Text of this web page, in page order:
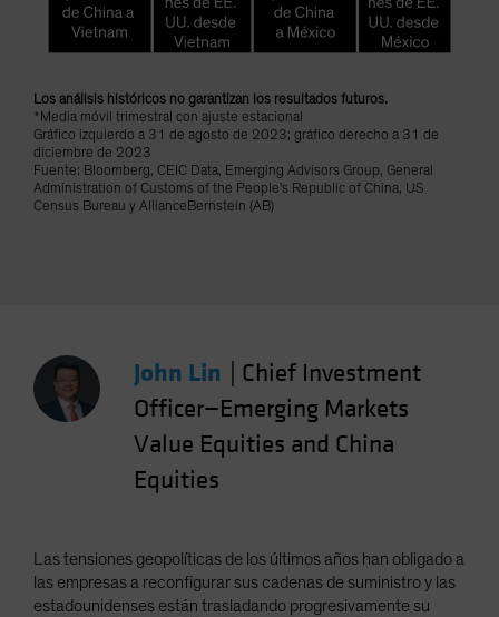
Los análisis históricos no garantizan los resultados futuros.
*Media móvil trimestral con ajuste estacional
Gráfico izquierdo a 31 de agosto de 2023; gráfico derecho a 31 de
diciembre de 2023
Fuente: Bloomberg, CEIC Data, Emerging Advisors Group, General
Administration of Customs of the People's Republic of China, US
Census Bureau y AllianceBernstein (AB)
John Lin
Chief Investment
Officer—Emerging Markets
Value Equities and China
Equities
Las tensiones geopolíticas de los últimos años han obligado a
las empresas a reconfigurar sus cadenas de suministro y las
estadounidenses están trasladando progresivamente su